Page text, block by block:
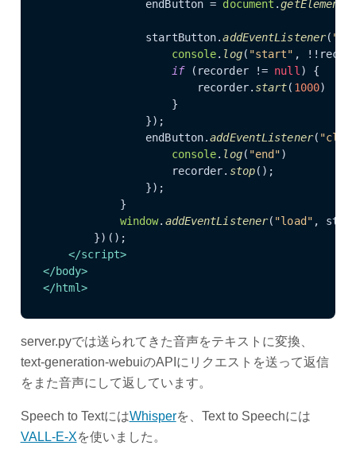
                endButton =
document .
                startButton.
addEventListener(
console. log( "start" ,
if (recorder != null ) {
                        recorder.
start( 1000)
                    }
                });
                endButton.
addEventListener(
console. log( "end")
                    recorder.
stop();
                });
            }
window. addEventListener( "load" ,
        })();
</script>
</body>
</html>
server.pyでは送られてきた音声をテキストに変換、
text-generation-webuiのAPIにリクエストを送って返信
をまた音声にして返しています。
Speech to TextにはWhisperを、Text to Speechには
VALL-E-Xを使いました。